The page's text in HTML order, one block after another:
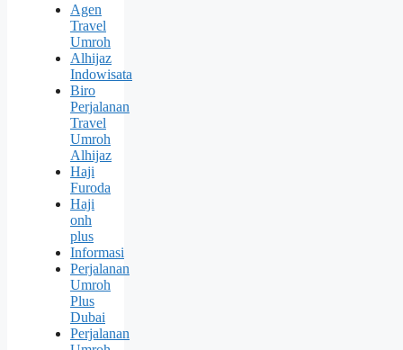
Agen
Travel
Umroh
Alhijaz
Indowisata
Biro
Perjalanan
Travel
Umroh
Alhijaz
Haji
Furoda
Haji
onh
plus
Informasi
Perjalanan
Umroh
Plus
Dubai
Perjalanan